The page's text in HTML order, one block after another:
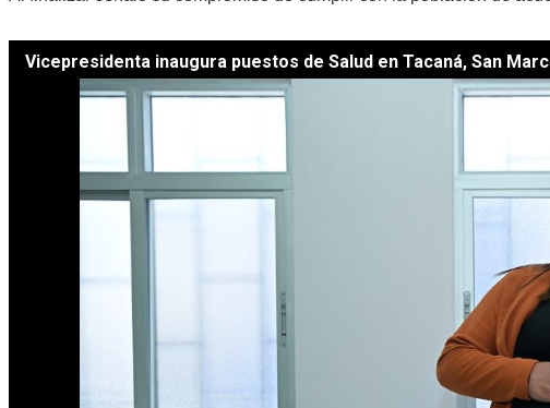
Vicepresidenta inaugura puestos de Salud en Tacaná, San